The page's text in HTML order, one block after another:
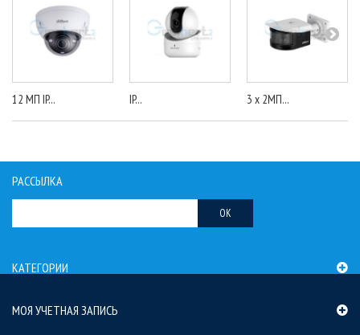
12 МП IP... IP... 3 x 2МП...
РАССЫЛКА
OK
КАТЕГОРИИ
МОЯ УЧЕТНАЯ ЗАПИСЬ